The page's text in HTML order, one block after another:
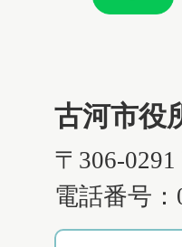
古河市役
〒306-
電話番号：